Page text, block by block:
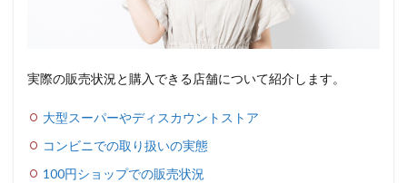
実際の販売状況と購入できる店舗について紹介します。
大型スーパーやディスカウントストア
コンビニでの取り扱いの実態
100円ショップでの販売状況